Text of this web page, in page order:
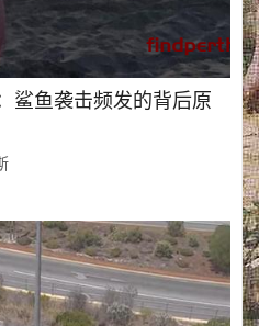
鲨鱼袭击频发的背后原